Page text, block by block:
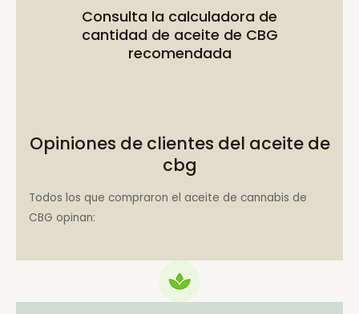
Consulta la calculadora de
cantidad de aceite de CBG
recomendada
Opiniones de clientes del aceite de
cbg
Todos los que compraron el aceite de cannabis de
CBG opinan: